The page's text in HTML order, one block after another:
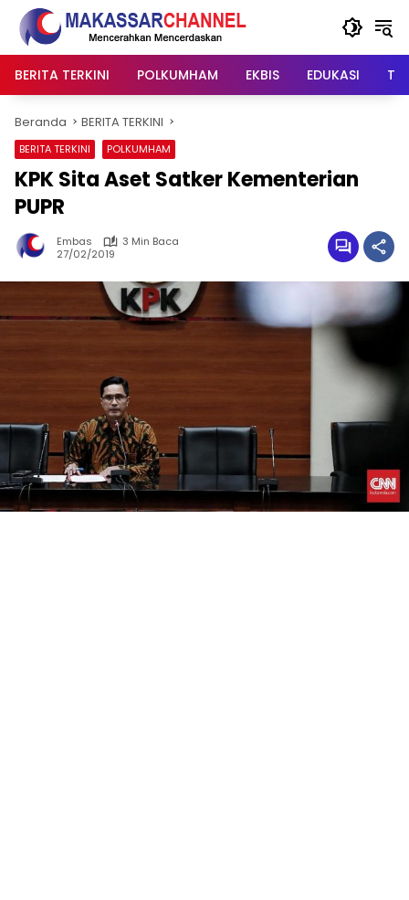
Langsung
konten
BERITA TERKINI
POLKUMHAM EKBIS EDUKASI
Beranda BERITA TERKINI
BERITA TERKINI POLKUMHAM
KPK Sita Aset Satker Kementerian
PUPR
Embas
3 Min Baca
27/02/2019